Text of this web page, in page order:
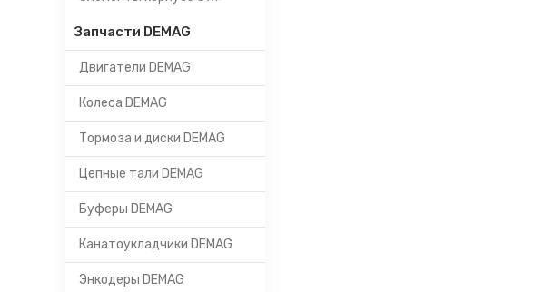
Запчасти DEMAG
Двигатели DEMAG
Колеса DEMAG
Тормоза и диски DEMAG
Цепные тали DEMAG
Буферы DEMAG
Канатоукладчики DEMAG
Энкодеры DEMAG